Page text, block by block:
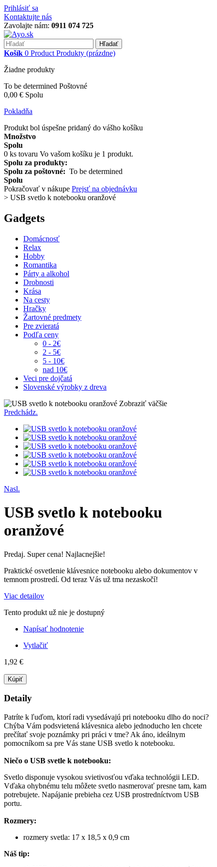
Prihlásiť sa
Kontaktujte nás
Zavolajte nám: 0911 074 725
Hľadať
Košík 0 Product Produkty (prázdne)
Žiadne produkty
To be determined Poštovné
0,00 € Spolu
Pokladňa
Produkt bol úspešne pridaný do vášho košíku
Množstvo
Spolu
0 ks tovaru Vo vašom košíku je 1 produkt.
Spolu za produkty:
Spolu za poštovné: To be determined
Spolu
Pokračovať v nákupe Prejsť na objednávku
> USB svetlo k notebooku oranžové
Gadgets
Domácnosť
Relax
Hobby
Romantika
Párty a alkohol
Drobnosti
Krása
Na cesty
Hračky
Žartovné predmety
Pre zvieratá
Podľa ceny
0 - 2€
2 - 5€
5 - 10€
nad 10€
Veci pre dojčatá
Slovenské výrobky z dreva
Zobraziť väčšie
Predchádz.
Nasl.
USB svetlo k notebooku
oranžové
Predaj. Super cena! Najlacnejšie!
Praktické osvetlenie klávesnice notebooku alebo dokumentov v
temnom prostredí. Od teraz Vás už tma nezaskočí!
Viac detailov
Tento produkt už nie je dostupný
Napísať hodnotenie
Vytlačiť
1,92 €
Kúpiť
Detaily
Patríte k ľuďom, ktorí radi vysedávajú pri notebooku dlho do noci?
Chýba Vám podsvietená klávesnica alebo jednoducho len chcete
prečítať svoje poznámky pri práci v tme? Ak áno, ideálnym
pomocníkom sa pre Vás stane USB svetlo k notebooku.
Niečo o USB svetle k notebooku:
Svetlo disponuje vysokou svietivosťou vďaka technológii LED.
Vďaka ohybnému telu môžete svetlo nasmerovať presne tam, kam
potrebujete. Napájanie prebieha cez USB prostredníctvom USB
portu.
Rozmery:
rozmery svetla: 17 x 18,5 x 0,9 cm
Náš tip: